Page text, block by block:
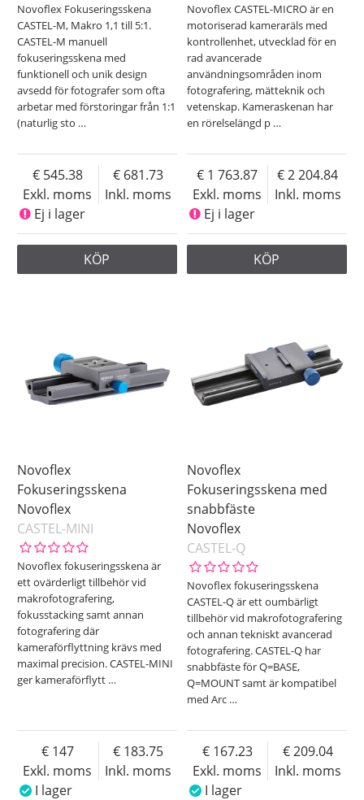
Novoflex Fokuseringsskena
CASTEL-M, Makro 1,1 till 5:1.
CASTEL-M manuell
fokuseringsskena med
funktionell och unik design
avsedd för fotografer som ofta
arbetar med förstoringar från 1:1
(naturlig sto …
Exkl. moms
545.38
Inkl. moms
681.73
Ej i lager
KÖP
Novoflex CASTEL-MICRO är en
motoriserad kameraräls med
kontrollenhet, utvecklad för en
rad avancerade
användningsområden inom
fotografering, mätteknik och
vetenskap. Kameraskenan har
en rörelselängd p …
Exkl. moms
1 763.87
Inkl. moms
2 204.84
Ej i lager
KÖP
Novoflex
Fokuseringsskena
Novoflex
CASTEL-MINI
Novoflex fokuseringsskena är
ett ovärderligt tillbehör vid
makrofotografering,
fokusstacking samt annan
fotografering där
kameraförflyttning krävs med
maximal precision. CASTEL-MINI
ger kameraförflytt …
Exkl. moms
147
Inkl. moms
183.75
I lager
Novoflex
Fokuseringsskena med
snabbfäste
Novoflex
CASTEL-Q
Novoflex fokuseringsskena
CASTEL-Q är ett oumbärligt
tillbehör vid makrofotografering
och annan tekniskt avancerad
fotografering. CASTEL-Q har
snabbfäste för Q=BASE,
Q=MOUNT samt är kompatibel
med Arc …
Exkl. moms
167.23
Inkl. moms
209.04
I lager